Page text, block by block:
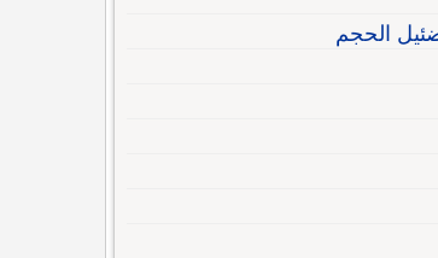
الحجم